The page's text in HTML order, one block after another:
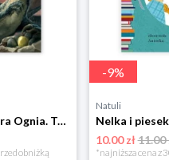
Harry Potter i Czara Ognia. Tom 4 Media rodzina
obniżką
-9%
Natuli
10.00 zł11.00
*najniższa cena z